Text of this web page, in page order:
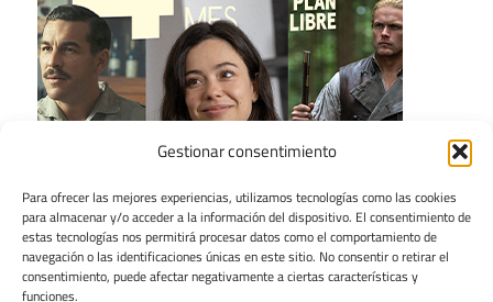
Gestionar consentimiento
Para ofrecer las mejores experiencias, utilizamos tecnologías como las cookies
para almacenar y/o acceder a la información del dispositivo. El consentimiento de
estas tecnologías nos permitirá procesar datos como el comportamiento de
navegación o las identificaciones únicas en este sitio. No consentir o retirar el
consentimiento, puede afectar negativamente a ciertas características y
funciones.